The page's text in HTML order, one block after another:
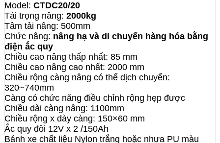
Model: CTDC20/20
Tải trọng nâng: 2000kg
Tâm tải nâng: 500mm
Chức nâng: nâng hạ và di chuyển hàng hóa bằng
điện ắc quy
Chiều cao nâng thấp nhất: 85 mm
Chiều cao nâng cao nhất: 2000 mm
Chiều rộng càng nâng có thể dịch chuyển:
320~740mm
Càng có chức năng điều chỉnh rộng hẹp được
Chiều dài càng nâng: 1100mm
Chiều rộng x dày càng: 150×60 mm
Ắc quy đôi 12V x 2 /150Ah
Bánh xe chất liệu Nylon trắng hoặc nhựa PU màu